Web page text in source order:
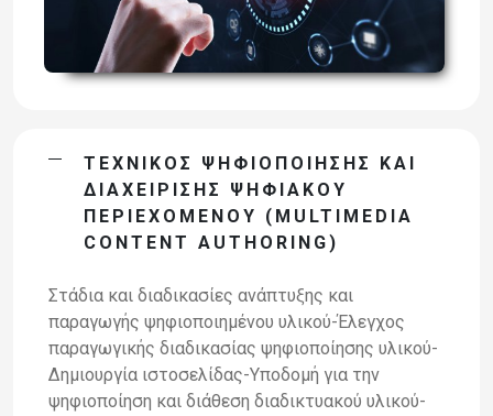
ΤΕΧΝΙΚΌΣ ΨΗΦΙΟΠΟΊΗΣΗΣ ΚΑΙ
ΔΙΑΧΕΊΡΙΣΗΣ ΨΗΦΙΑΚΟΎ
ΠΕΡΙΕΧΟΜΈΝΟΥ (MULTIMEDIA
CONTENT AUTHORING)
Στάδια και διαδικασίες ανάπτυξης και
παραγωγής ψηφιοποιημένου υλικού-Έλεγχος
παραγωγικής διαδικασίας ψηφιοποίησης υλικού-
Δημιουργία ιστοσελίδας-Υποδομή για την
ψηφιοποίηση και διάθεση διαδικτυακού υλικού-